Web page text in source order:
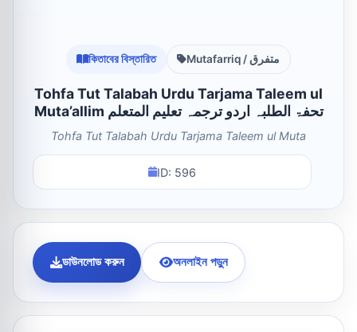
কিতাবের বিস্তারিত Mutafarriq / متفرق
Tohfa Tut Talabah Urdu Tarjama Taleem ul
Muta’allim تحفۃ الطلبہ اردو ترجمہ تعلیم المتعلم
Tohfa Tut Talabah Urdu Tarjama Taleem ul Muta
ID: 596
ডাউনলোড করুন অনলাইন পড়ুন